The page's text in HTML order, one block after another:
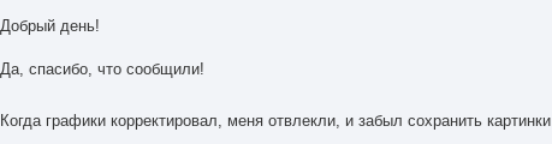
Добрый день!
Да, спасибо, что сообщили!
Когда графики корректировал, меня отвлекли, и забыл сохранить картинки